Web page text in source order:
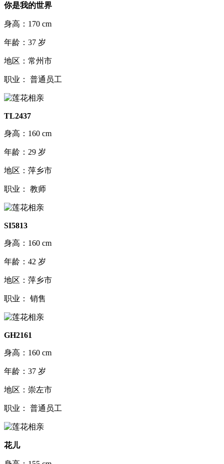
你是我的世界
身高：170 cm
年龄：37 岁
地区：常州市
职业： 普通员工
TL2437
身高：160 cm
年龄：29 岁
地区：萍乡市
职业： 教师
SI5813
身高：160 cm
年龄：42 岁
地区：萍乡市
职业： 销售
GH2161
身高：160 cm
年龄：37 岁
地区：崇左市
职业： 普通员工
花儿